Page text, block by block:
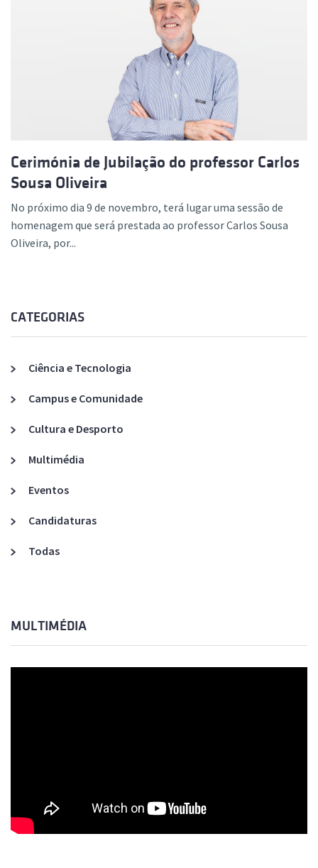
Cerimónia de Jubilação do professor Carlos
Sousa Oliveira
No próximo dia 9 de novembro, terá lugar uma sessão de
homenagem que será prestada ao professor Carlos Sousa
Oliveira, por...
CATEGORIAS
Ciência e Tecnologia
Campus e Comunidade
Cultura e Desporto
Multimédia
Eventos
Candidaturas
Todas
MULTIMÉDIA